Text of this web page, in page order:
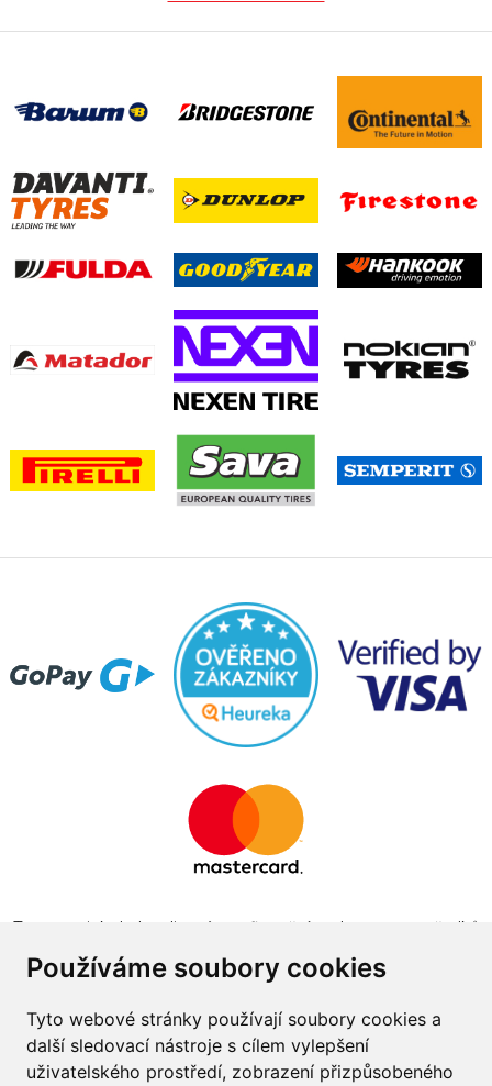
Používáme soubory cookies
Tyto webové stránky používají soubory cookies a
další sledovací nástroje s cílem vylepšení
uživatelského prostředí, zobrazení přizpůsobeného
Tento projekt byl realizován za finanční podpory z prostředků
obchodu v programu The Country for the Future